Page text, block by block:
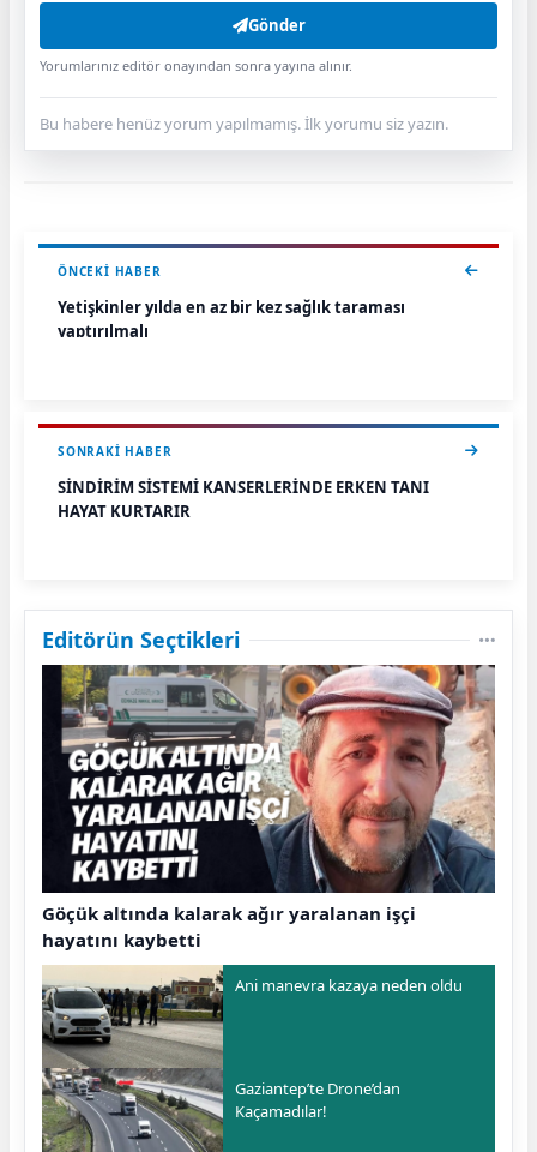
Gönder
Yorumlarınız editör onayından sonra yayına alınır.
Bu habere henüz yorum yapılmamış. İlk yorumu siz yazın.
ÖNCEKI HABER
Yetişkinler yılda en az bir kez sağlık taraması
yaptırılmalı
SONRAKI HABER
SİNDİRİM SİSTEMİ KANSERLERİNDE ERKEN TANI
HAYAT KURTARIR
Editörün Seçtikleri
Göçük altında kalarak ağır yaralanan işçi
hayatını kaybetti
Ani manevra kazaya neden oldu
Gaziantep’te Drone’dan
Kaçamadılar!